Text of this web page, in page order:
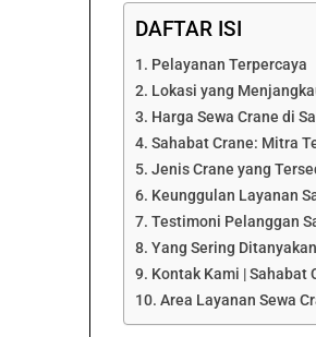
DAFTAR ISI
Pelayanan Terpercaya
Lokasi yang
Harga Sewa Crane di
Sahabat Crane: Mitra
Jenis Crane yang
Keunggulan Layanan
Testimoni Pelanggan
Yang Sering
Kontak Kami | Sahabat
Area Layanan Sewa